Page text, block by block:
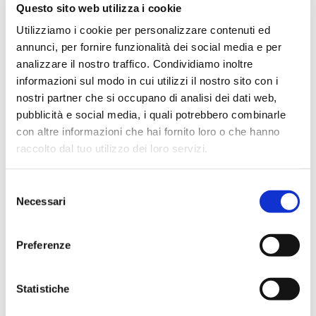
Questo sito web utilizza i cookie
Utilizziamo i cookie per personalizzare contenuti ed
annunci, per fornire funzionalità dei social media e per
analizzare il nostro traffico. Condividiamo inoltre
informazioni sul modo in cui utilizzi il nostro sito con i
nostri partner che si occupano di analisi dei dati web,
pubblicità e social media, i quali potrebbero combinarle
con altre informazioni che hai fornito loro o che hanno
raccolto dal tuo utilizzo dei loro servizi.
delNecessari
Preferenze
Statistiche
C’è in questo ambito una differenza generazionale: il 43%
afferma che, tra le proprie conoscenti, le donne di
generazioni precedenti preferiscono ancora i servizi
bancari tradizionali.
L'online banking è, invece, molto usato da quattro donne
su cinque tra i 25 e i 39 anni, che affermano di apprezzarlo
soprattutto la comodità (75,4%) la semplicità (46,6%) e la
velocità d’uso (32,8%).
Educazione finanziaria e conoscenza di servizi e strumenti
fondamentali per acquisire familiarità, sicurezza e
consapevolezza da parte delle donne rispetto alla propria
diffusione della cultura economica nel nostro Paese, che
non riguarda solo l’universo femminile e sulla quale tutto
l’ecosistema finanziario è attivamente impegnato come
“Parlare di soldi con le donne – ha detto
Cristiana